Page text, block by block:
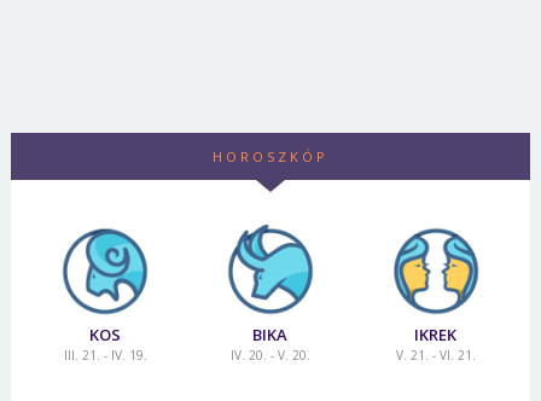
HOROSZKÓP
KOS
III. 21. - IV. 19.
BIKA
IV. 20. - V. 20.
IKREK
V. 21. - VI. 21.